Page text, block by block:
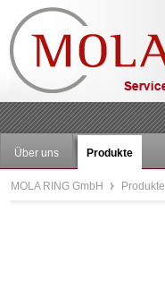
Über uns Produkte
MOLA RING GmbH Produkte